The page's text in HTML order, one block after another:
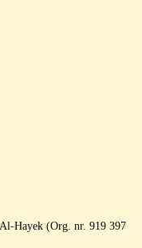
Hayek (Org. nr. 919 397